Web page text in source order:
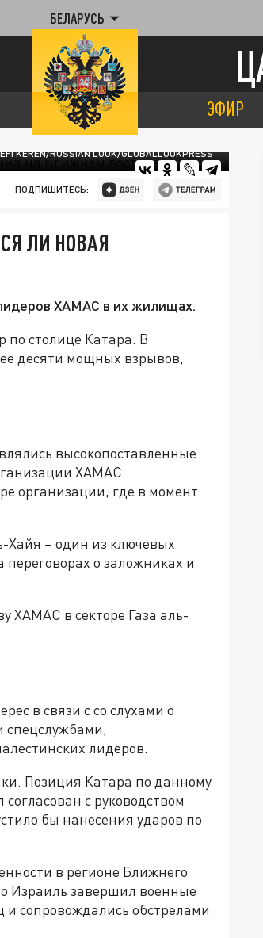
БЕЛАРУСЬ
ЭФИР
KEREN/RUSSIAN LOOK/GLOBALLOOKPRESS
ПОДПИШИТЕСЬ:
ЛИ НОВАЯ
ХАМАС в их жилищах.
по столице Катара. В
десяти мощных взрывов,
высокопоставленные
ХАМАС.
организации, где в момент
Хайя – один из ключевых
о заложниках и
в секторе Газа аль-
в связи с со слухами о
спецслужбами,
лидеров.
Позиция Катара по данному
с руководством
бы нанесения ударов по
в регионе Ближнего
Израиль завершил военные
сопровождались обстрелами